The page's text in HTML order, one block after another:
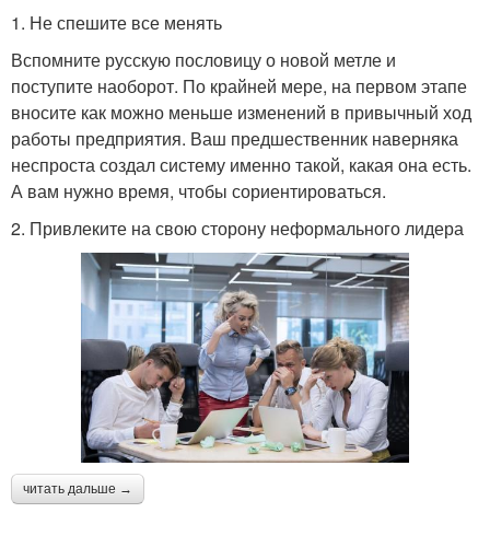
1. Не спешите все менять
Вспомните русскую пословицу о новой метле и
поступите наоборот. По крайней мере, на первом этапе
вносите как можно меньше изменений в привычный ход
работы предприятия. Ваш предшественник наверняка
неспроста создал систему именно такой, какая она есть.
А вам нужно время, чтобы сориентироваться.
2. Привлеките на свою сторону неформального лидера
читать дальше →